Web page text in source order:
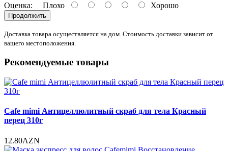
Оценка: Плохо Хорошо
Продолжить
Доставка товара осуществляется на дом. Стоимость доставки зависит от
вашего местоположения.
Рекомендуемые товары
Cafe mimi Антицеллюлитный скраб для тела Красный
перец 310г
12.80AZN